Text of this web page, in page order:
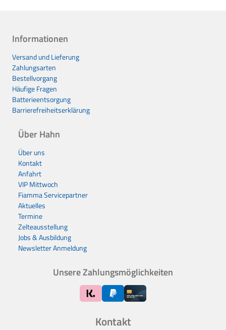
Informationen
Versand und Lieferung
Zahlungsarten
Bestellvorgang
Häufige Fragen
Batterieentsorgung
Barrierefreiheitserklärung
Über Hahn
Über uns
Kontakt
Anfahrt
VIP Mittwoch
Fiamma Servicepartner
Aktuelles
Termine
Zelteausstellung
Jobs & Ausbildung
Newsletter Anmeldung
Kontakt
Unsere Zahlungsmöglichkeiten